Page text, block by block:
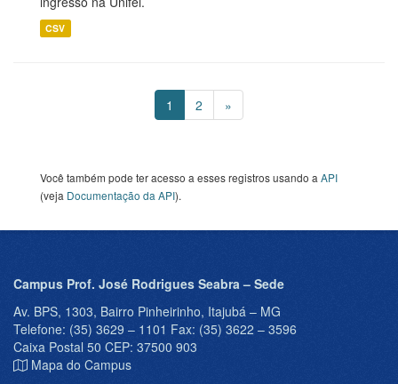
CSV
1 2 »
Você também pode ter acesso a esses registros usando a API
(veja Documentação da API).
Campus Prof. José Rodrigues Seabra – Sede
Av. BPS, 1303, Bairro Pinheirinho, Itajubá – MG
Telefone: (35) 3629 – 1101 Fax: (35) 3622 – 3596
Caixa Postal 50 CEP: 37500 903
Mapa do Campus